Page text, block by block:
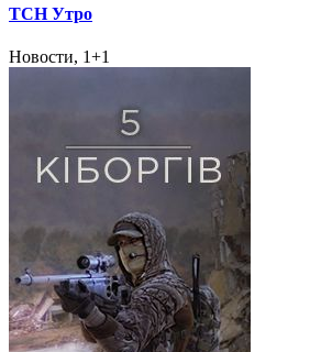
ТСН Утро
Новости, 1+1